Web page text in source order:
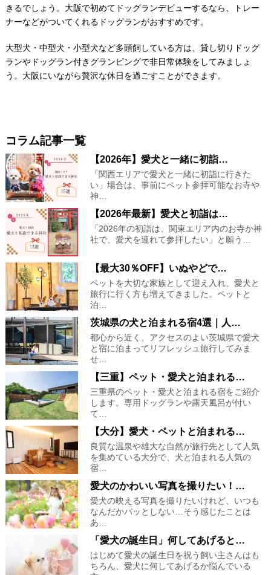
きるでしょう。大阪で初めてドッグランデビューするなら、トレー
ナーなどがついてくれるドッグランがおすすめです。
大型犬・中型犬・小型犬など多頭飼している方は、貸し切りドッグ
ランやドッグラン付きグランピングで非日常体験をしてみましょ
う。大阪にいながら贅沢な休日を過ごすことができます。
コラム記事一覧
【2026年】愛犬と一緒に初詣…
「関西エリアで愛犬と一緒に初詣に行きた
い」場合は、事前にペット参拝可能なお寺や
神…
【2026年最新】愛犬と初詣は…
「2026年の初詣は、関東エリア内のお寺か神
社で、愛犬を連れて参拝したい」と願う…
【最大30％OFF】いぬやどで…
ペットを大切な家族として迎え入れ、愛犬と
旅行に行く方も増えてきました。ペットと
泊…
茨城県の犬と泊まれる宿4選｜人…
都心から近く、アクセスのよい茨城県で愛犬
と宿に泊まってリフレッシュ旅行してみま
せ…
【三重】ペット・愛犬と泊まれる…
三重県のペット・愛犬と泊まれる宿をご紹介
します。専用ドッグランや露天風呂が付い
て…
【大分】愛犬・ペットと泊まれる…
良質な温泉や雄大な自然が旅行先として人気
を集めている大分で、犬と泊まれる人気の
宿…
愛犬のかわいい写真を撮りたい！…
愛犬の映える写真を撮りたいけれど、いつも
なんだかパッとしない…そう感じたことは
あ…
「愛犬の誕生日」何してあげると…
はじめて愛犬の誕生日を祝う飼い主さんはも
ちろん、愛犬に何してあげるか悩んでいる